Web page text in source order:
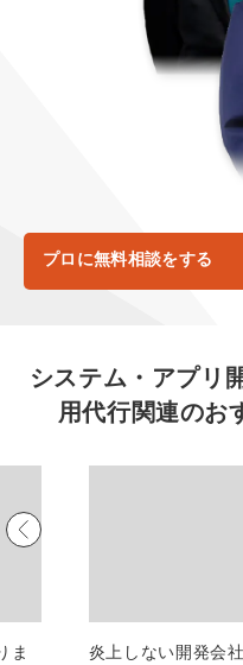
YouTubeディレクター
ミッション・ビジョン・バ
代表メッセージ（岩野圭佑
取締役メッセージ（株本祐
動画ディレクター
正社員
マーケマネージャー
カスタマーサクセスマネー
内部監査室長
プロに無料相談をする
システム・アプリ
用代行関連のお
ま 炎上しない開発会